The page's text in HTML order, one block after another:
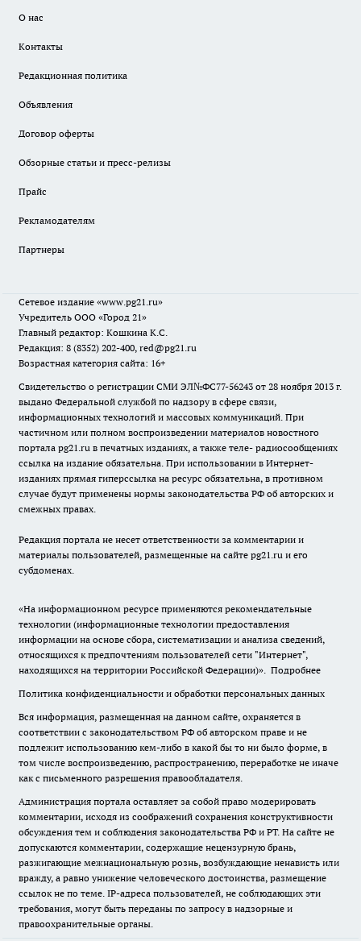
О нас
Контакты
Редакционная политика
Объявления
Договор оферты
Обзорные статьи и пресс-релизы
Прайс
Рекламодателям
Партнеры
Сетевое издание «www.pg21.ru»
Учредитель ООО «Город 21»
Главный редактор: Кошкина К.С.
Редакция: 8 (8352) 202-400, red@pg21.ru
Возрастная категория сайта: 16+
Свидетельство о регистрации СМИ ЭЛ№ФС77-56243 от 28 ноября 2013 г.
выдано Федеральной службой по надзору в сфере связи,
информационных технологий и массовых коммуникаций. При
частичном или полном воспроизведении материалов новостного
портала pg21.ru в печатных изданиях, а также теле- радиосообщениях
ссылка на издание обязательна. При использовании в Интернет-
изданиях прямая гиперссылка на ресурс обязательна, в противном
случае будут применены нормы законодательства РФ об авторских и
смежных правах.
Редакция портала не несет ответственности за комментарии и
материалы пользователей, размещенные на сайте pg21.ru и его
субдоменах.
«На информационном ресурсе применяются рекомендательные
технологии (информационные технологии предоставления
информации на основе сбора, систематизации и анализа сведений,
относящихся к предпочтениям пользователей сети "Интернет",
находящихся на территории Российской Федерации)». Подробнее
Политика конфиденциальности и обработки персональных данных
Вся информация, размещенная на данном сайте, охраняется в
соответствии с законодательством РФ об авторском праве и не
подлежит использованию кем-либо в какой бы то ни было форме, в
том числе воспроизведению, распространению, переработке не иначе
как с письменного разрешения правообладателя.
Администрация портала оставляет за собой право модерировать
комментарии, исходя из соображений сохранения конструктивности
обсуждения тем и соблюдения законодательства РФ и РТ. На сайте не
допускаются комментарии, содержащие нецензурную брань,
разжигающие межнациональную рознь, возбуждающие ненависть или
вражду, а равно унижение человеческого достоинства, размещение
ссылок не по теме. IP-адреса пользователей, не соблюдающих эти
требования, могут быть переданы по запросу в надзорные и
правоохранительные органы.